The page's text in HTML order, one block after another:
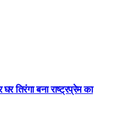
तिरंगा बना राष्ट्रप्रेम का